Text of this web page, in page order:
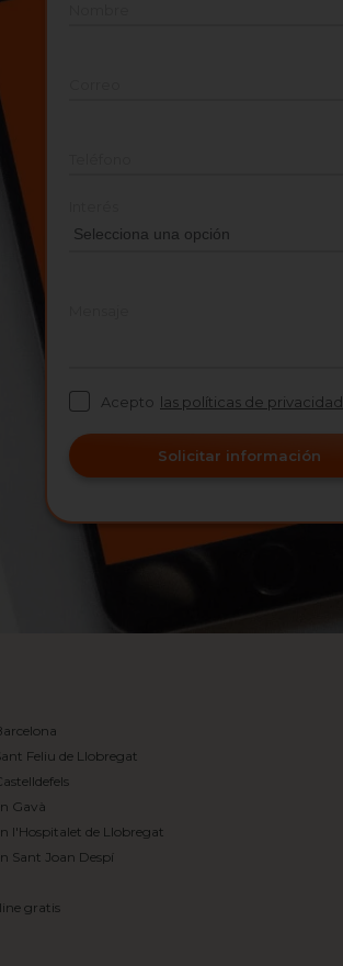
Acepto las políticas de privacidad
Solicitar información
Feliu de Llobregat
Gavà
l'Hospitalet de Llobregat
Sant Joan Despí
gratis